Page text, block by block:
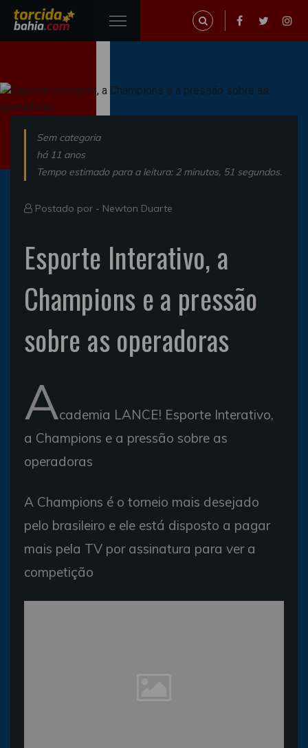
Sem categoria
há 11 anos
Tempo estimado para a leitura: 2 minutos, 51 segundos.
Postado por - Newton Duarte
Esporte Interativo, a
Champions e a pressão
sobre as operadoras
Academia LANCE! Esporte Interativo,
a Champions e a pressão sobre as
operadoras
A Champions é o torneio mais desejado
pelo brasileiro e ele está disposto a pagar
mais pela TV por assinatura para ver a
competição